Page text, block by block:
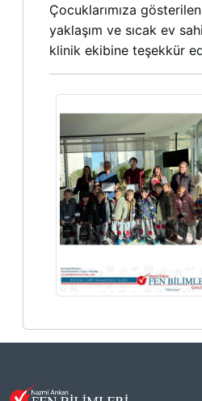
Çocuklarımıza
yaklaşım ve sıcak ev
klinik ekibine teşekkür